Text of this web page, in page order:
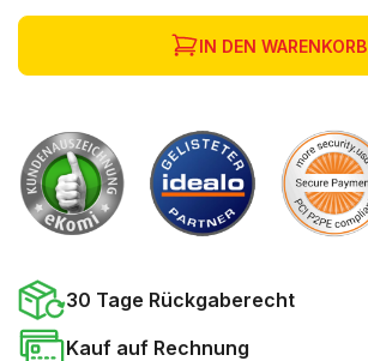
IN DEN WARENKORB
30 Tage Rückgaberecht
Kauf auf Rechnung